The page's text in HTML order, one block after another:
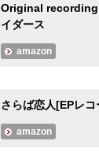
Original
イダース
amazon
さらば恋人[EPレ
amazon